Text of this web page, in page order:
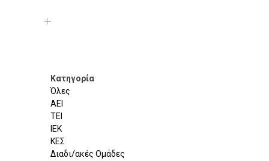
Κατηγορία
Όλες
ΑΕΙ
ΤΕΙ
ΙΕΚ
ΚΕΣ
Διαδι/ακές Ομάδες